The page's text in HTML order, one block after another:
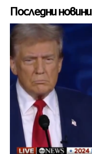
Последни новини